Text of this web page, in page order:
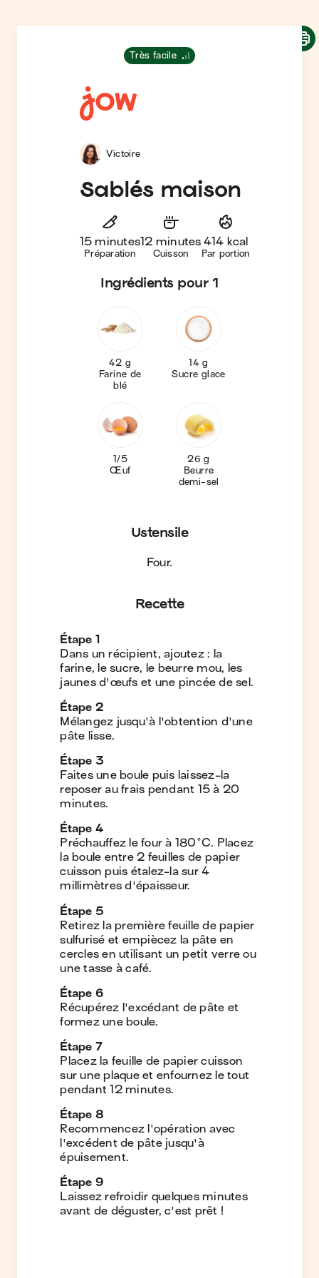
Très facile
Victoire
Sablés maison
15 minutes
Préparation
12 minutes
Cuisson
414 kcal
Par portion
Ingrédients pour 1
42 g
Farine de
blé
14 g
Sucre glace
1/5
Œuf
26 g
Beurre
demi-sel
Ustensile
Four.
Recette
Étape 1
Dans un récipient, ajoutez : la
farine, le sucre, le beurre mou, les
jaunes d'œufs et une pincée de sel.
Étape 2
Mélangez jusqu'à l'obtention d'une
pâte lisse.
Étape 3
Faites une boule puis laissez-la
reposer au frais pendant 15 à 20
minutes.
Étape 4
Préchauffez le four à 180°C. Placez
la boule entre 2 feuilles de papier
cuisson puis étalez-la sur 4
millimètres d'épaisseur.
Étape 5
Retirez la première feuille de papier
sulfurisé et empiècez la pâte en
cercles en utilisant un petit verre ou
une tasse à café.
Étape 6
Récupérez l'excédant de pâte et
formez une boule.
Étape 7
Placez la feuille de papier cuisson
sur une plaque et enfournez le tout
pendant 12 minutes.
Étape 8
Recommencez l'opération avec
l'excédent de pâte jusqu'à
épuisement.
Étape 9
Laissez refroidir quelques minutes
avant de déguster, c'est prêt !